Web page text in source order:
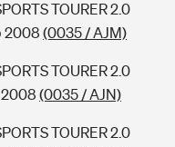
TOURER 2.0
2008 (0035 / AJM)
TOURER 2.0
2008 (0035 / AJN)
TOURER 2.0